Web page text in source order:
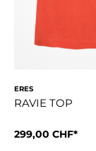
ERES
RAVIE TOP
Ravie ist ein
299,00 CHF*